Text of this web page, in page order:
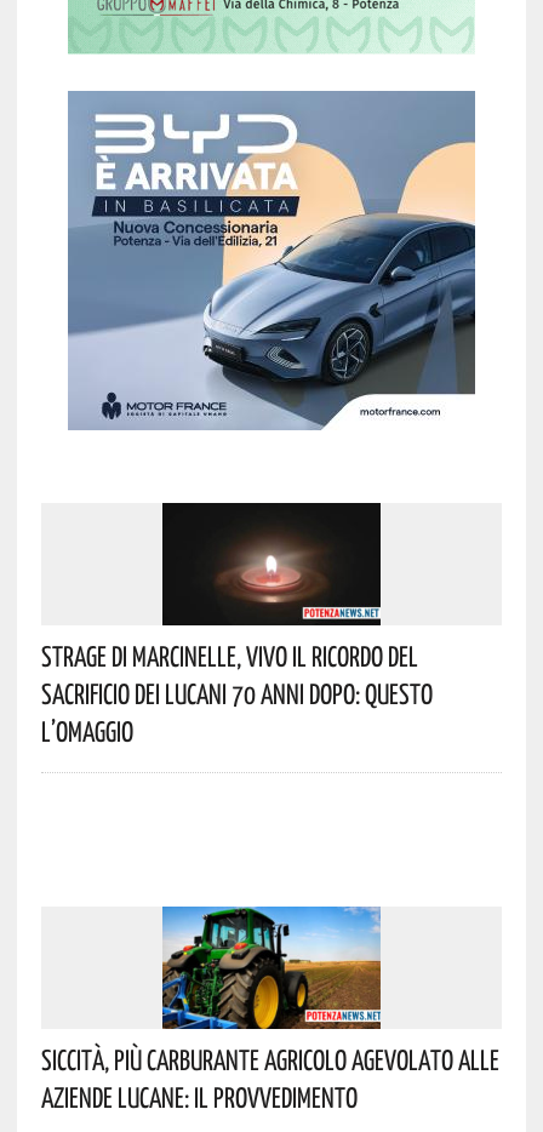
Strage Di Marcinelle, Vivo Il Ricordo Del
Sacrificio Dei Lucani 70 Anni Dopo: Questo
L’omaggio
Siccità, Più Carburante Agricolo Agevolato Alle
Aziende Lucane: Il Provvedimento